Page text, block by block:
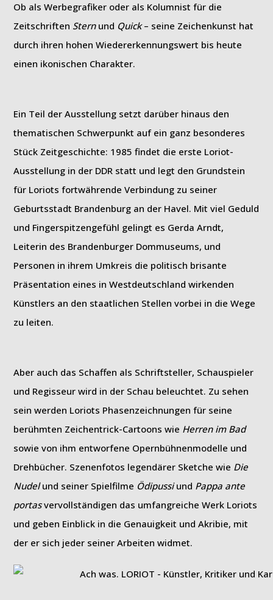
Ob als Werbegrafiker oder als Kolumnist für die
Zeitschriften Sternund Quick– seine Zeichenkunst hat
durch ihren hohen Wiedererkennungswert bis heute
einen ikonischen Charakter.
Ein Teil der Ausstellung setzt darüber hinaus den
thematischen Schwerpunkt auf ein ganz besonderes
Stück Zeitgeschichte: 1985 findet die erste Loriot-
Ausstellung in der DDR statt und legt den Grundstein
für Loriots fortwährende Verbindung zu seiner
Geburtsstadt Brandenburg an der Havel. Mit viel Geduld
und Fingerspitzengefühl gelingt es Gerda Arndt,
Leiterin des Brandenburger Dommuseums, und
Personen in ihrem Umkreis die politisch brisante
Präsentation eines in Westdeutschland wirkenden
Künstlers an den staatlichen Stellen vorbei in die Wege
zu leiten.
Aber auch das Schaffen als Schriftsteller, Schauspieler
und Regisseur wird in der Schau beleuchtet. Zu sehen
sein werden Loriots Phasenzeichnungen für seine
berühmten Zeichentrick-Cartoons wie Herren im Bad
sowie von ihm entworfene Opernbühnenmodelle und
Drehbücher. Szenenfotos legendärer Sketche wie Die
Nudelund seiner Spielfilme Ödipussiund Pappa ante
portasvervollständigen das umfangreiche Werk Loriots
und geben Einblick in die Genauigkeit und Akribie, mit
der er sich jeder seiner Arbeiten widmet.